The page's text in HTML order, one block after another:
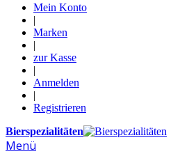
Mein Konto
|
Marken
|
zur Kasse
|
Anmelden
|
Registrieren
Bierspezialitäten
Menü